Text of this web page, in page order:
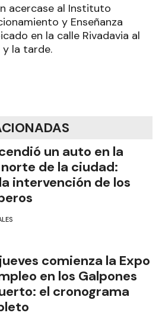
acercase al Instituto
y Enseñanza
en la calle Rivadavia al
la tarde.
un auto en la
de la ciudad:
intervención de los
comienza la Expo
en los Galpones
el cronograma